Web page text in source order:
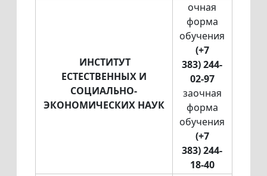
ИНСТИТУТ
ЕСТЕСТВЕННЫХ И
СОЦИАЛЬНО-
ЭКОНОМИЧЕСКИХ НАУК
очная
форма
обучения
(+7
383)244-
02-97
заочная
форма
обучения
(+7
383)244-
18-40